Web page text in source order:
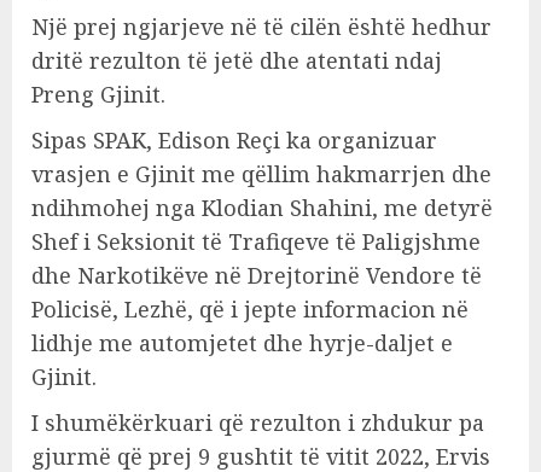
Një prej ngjarjeve në të cilën është hedhur
dritë rezulton të jetë dhe atentati ndaj
Preng Gjinit.
Sipas SPAK, Edison Reçi ka organizuar
vrasjen e Gjinit me qëllim hakmarrjen dhe
ndihmohej nga Klodian Shahini, me detyrë
Shef i Seksionit të Trafiqeve të Paligjshme
dhe Narkotikëve në Drejtorinë Vendore të
Policisë, Lezhë, që i jepte informacion në
lidhje me automjetet dhe hyrje-daljet e
Gjinit.
I shumëkërkuari që rezulton i zhdukur pa
gjurmë që prej 9 gushtit të vitit 2022, Ervis